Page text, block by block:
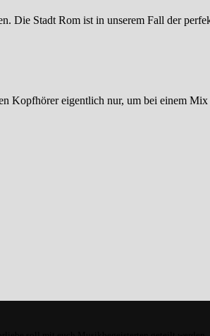
Die Stadt Rom ist in unserem Fall der
Kopfhörer eigentlich nur, um bei einem